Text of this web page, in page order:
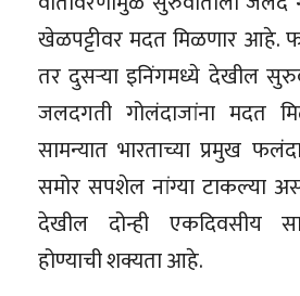
खेळपट्टीवर मदत मिळणार आहे.
तर दुसऱ्या इनिंगमध्ये देखील
जलदगती गोलंदाजांना मदत
सामन्यात भारताच्या प्रमुख
समोर सपशेल नांग्या टाकल्या
देखील दोन्ही एकदिवसीय
होण्याची शक्यता आहे.